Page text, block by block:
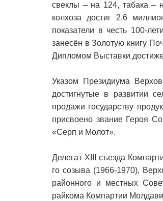
свеклы – на 124, табака –
колхоза достиг 2,6
показатели в честь 100-
занесён в Золотую книгу
Дипломом Выставки
Указом Президиума
достигнутые в развитии
продажи государству
присвоено звание Героя
«Серп и Молот».
Делегат XIII съезда
го созыва (1966-1970),
районного и местных
райкома Компартии